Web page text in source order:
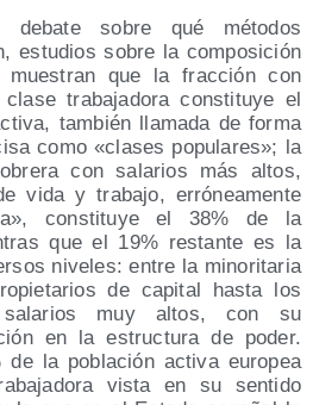
sobre qué métodos
estudios sobre la composición
que la fracción con
trabajadora constituye el
también llamada de forma
como «clases populares»; la
con salarios más altos,
vida y trabajo, erróneamente
constituye el 38% de la
que el 19% restante es la
niveles: entre la minoritaria
de capital hasta los
salarios muy altos, con su
en la estructura de poder.
de la población activa europea
vista en su sentido